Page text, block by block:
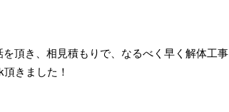
頂き、相見積もりで、なるべく早く解体工事
きました！